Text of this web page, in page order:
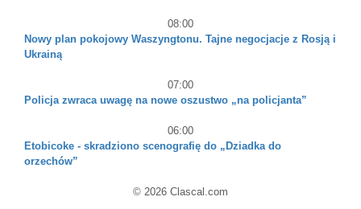
08:00
Nowy plan pokojowy Waszyngtonu. Tajne negocjacje z Rosją i
Ukrainą
07:00
Policja zwraca uwagę na nowe oszustwo „na policjanta”
06:00
Etobicoke - skradziono scenografię do „Dziadka do
orzechów”
© 2026 Clascal.com